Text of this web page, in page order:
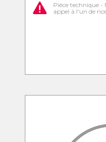
Pièce technique -
appel à l'un de